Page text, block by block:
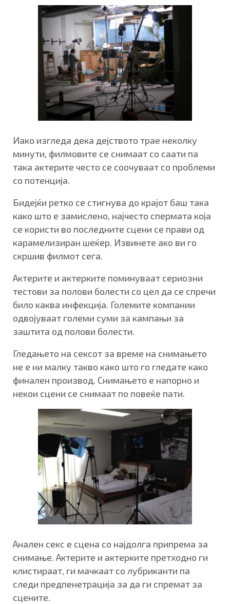
Иако изгледа дека дејството трае неколку
минути, филмовите се снимаат со саати па
така актерите често се соочуваат со проблеми
со потенција.
Бидејќи ретко се стигнува до крајот баш така
како што е замислено, најчесто спермата која
се користи во последните сцени се прави од
карамелизиран шеќер. Извинете ако ви го
скршив филмот сега.
Актерите и актерките поминуваат сериозни
тестови за полови болести со цел да се спречи
било каква инфекција. Големите компании
одвојуваат големи суми за кампањи за
заштита од полови болести.
Гледањето на сексот за време на снимањето
не е ни малку такво како што го гледате како
финален производ. Снимањето е напорно и
некои сцени се снимаат по повеќе пати.
Анален секс е сцена со најдолга припрема за
снимање. Актерите и актерките претходно ги
клистираат, ги мачкаат со лубриканти па
следи предпенетрација за да ги спремат за
сцените.